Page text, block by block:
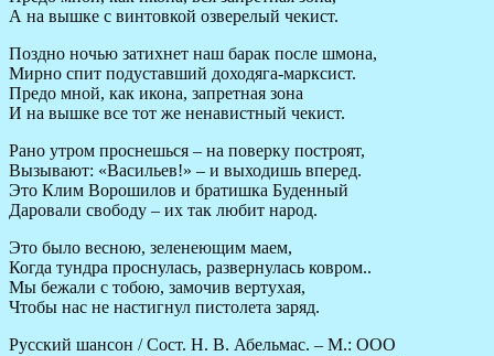
А на вышке с винтовкой озверелый чекист.
Поздно ночью затихнет наш барак после шмона,
Мирно спит подуставший доходяга-марксист.
Предо мной, как икона, запретная зона
И на вышке все тот же ненавистный чекист.
Рано утром проснешься – на поверку построят,
Вызывают: «Васильев!» – и выходишь вперед.
Это Клим Ворошилов и братишка Буденный
Даровали свободу – их так любит народ.
Это было весною, зеленеющим маем,
Когда тундра проснулась, развернулась ковром..
Мы бежали с тобою, замочив вертухая,
Чтобы нас не настигнул пистолета заряд.
Русский шансон / Сост. Н. В. Абельмас. – М.: ООО